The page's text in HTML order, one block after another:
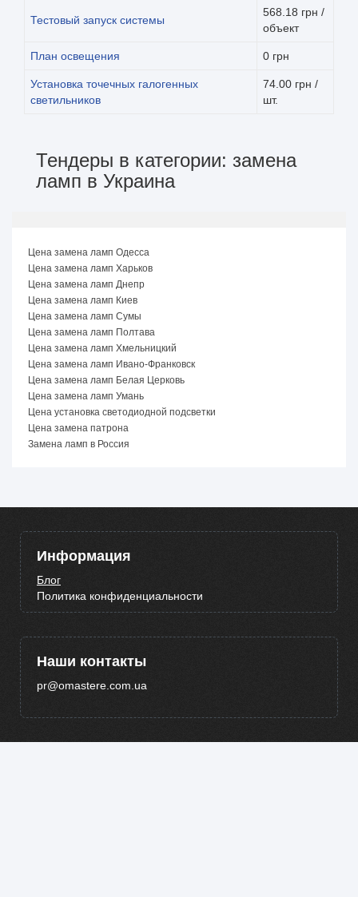
Тестовый запуск системы
568.18 грн /
объект
План освещения 0 грн
Установка точечных галогенных
светильников
74.00 грн /
шт.
Тендеры в категории: замена
ламп в Украина
Цена замена ламп Одесса
Цена замена ламп Харьков
Цена замена ламп Днепр
Цена замена ламп Киев
Цена замена ламп Сумы
Цена замена ламп Полтава
Цена замена ламп Хмельницкий
Цена замена ламп Ивано-Франковск
Цена замена ламп Белая Церковь
Цена замена ламп Умань
Цена установка светодиодной подсветки
Цена замена патрона
Замена ламп в Россия
Информация
Блог
Политика конфиденциальности
Наши контакты
pr@omastere.com.ua